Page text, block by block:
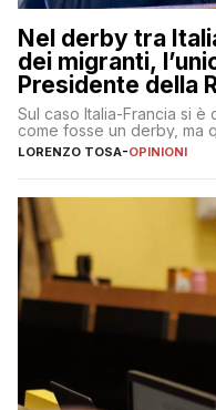
Nel derby tra
dei migranti,
Presidente della
Sul caso Italia-Francia si è
come fosse un derby, ma
LORENZO TOSA-OPINIONI